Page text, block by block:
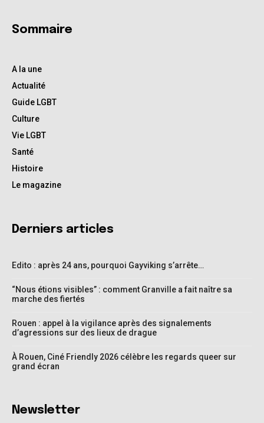
Sommaire
A la une
Actualité
Guide LGBT
Culture
Vie LGBT
Santé
Histoire
Le magazine
Derniers articles
Edito : après 24 ans, pourquoi Gayviking s’arrête…
“Nous étions visibles” : comment Granville a fait naître sa
marche des fiertés
Rouen : appel à la vigilance après des signalements
d’agressions sur des lieux de drague
À Rouen, Ciné Friendly 2026 célèbre les regards queer sur
grand écran
Newsletter